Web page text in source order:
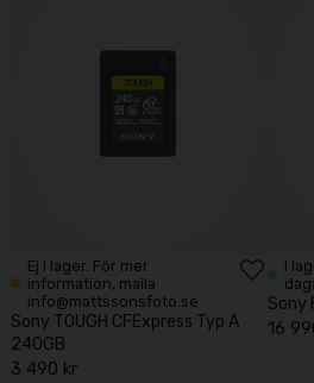
Ej i lager. För mer
information, maila
info@mattssonsfoto.se
Sony TOUGH CFExpress Typ A
240GB
3 490 kr
I
Sony
16